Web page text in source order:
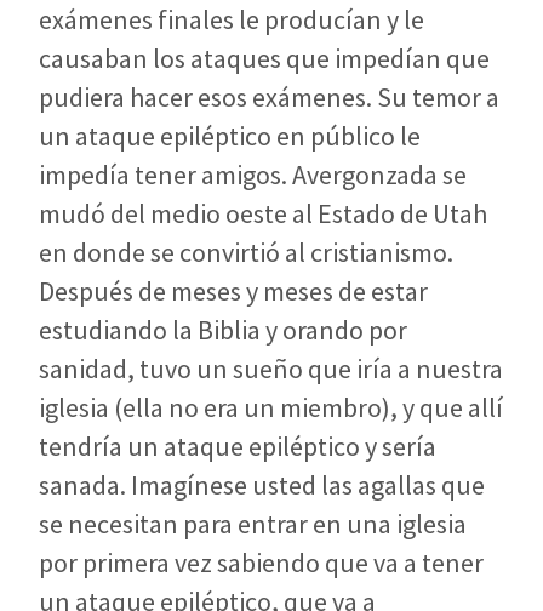
exámenes finales le producían y le
causaban los ataques que impedían que
pudiera hacer esos exámenes. Su temor a
un ataque epiléptico en público le
impedía tener amigos. Avergonzada se
mudó del medio oeste al Estado de Utah
en donde se convirtió al cristianismo.
Después de meses y meses de estar
estudiando la Biblia y orando por
sanidad, tuvo un sueño que iría a nuestra
iglesia (ella no era un miembro), y que allí
tendría un ataque epiléptico y sería
sanada. Imagínese usted las agallas que
se necesitan para entrar en una iglesia
por primera vez sabiendo que va a tener
un ataque epiléptico, que va a